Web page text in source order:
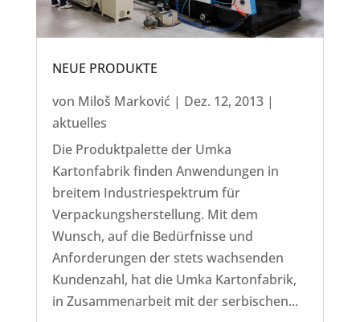
NEUE PRODUKTE
von Miloš Marković | Dez. 12, 2013|
aktuelles
Die Produktpalette der Umka
Kartonfabrik finden Anwendungen in
breitem Industriespektrum für
Verpackungsherstellung. Mit dem
Wunsch, auf die Bedürfnisse und
Anforderungen der stets wachsenden
Kundenzahl, hat die Umka Kartonfabrik,
in Zusammenarbeit mit der serbischen...